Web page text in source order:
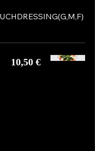
10,50 €